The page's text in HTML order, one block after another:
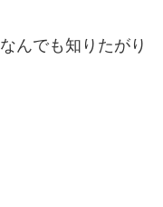
なんでも知りたがり